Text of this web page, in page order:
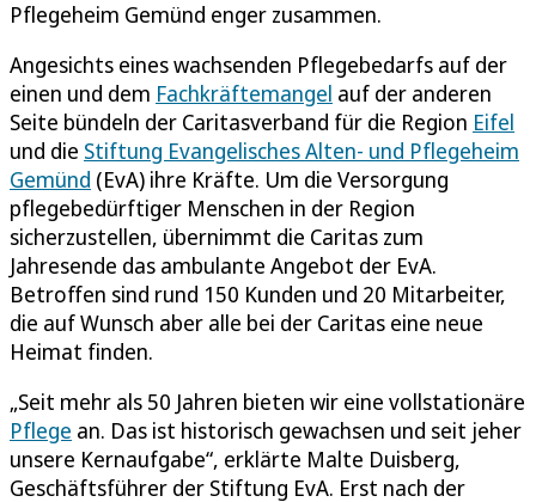
Pflegeheim Gemünd enger zusammen.
Angesichts eines wachsenden Pflegebedarfs auf der
einen und dem Fachkräftemangel auf der anderen
Seite bündeln der Caritasverband für die Region Eifel
und die Stiftung Evangelisches Alten- und Pflegeheim
Gemünd (EvA) ihre Kräfte. Um die Versorgung
pflegebedürftiger Menschen in der Region
sicherzustellen, übernimmt die Caritas zum
Jahresende das ambulante Angebot der EvA.
Betroffen sind rund 150 Kunden und 20 Mitarbeiter,
die auf Wunsch aber alle bei der Caritas eine neue
Heimat finden.
„Seit mehr als 50 Jahren bieten wir eine vollstationäre
Pflege an. Das ist historisch gewachsen und seit jeher
unsere Kernaufgabe“, erklärte Malte Duisberg,
Geschäftsführer der Stiftung EvA. Erst nach der